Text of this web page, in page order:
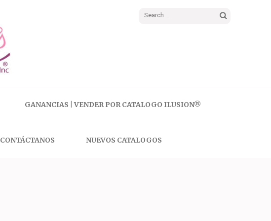
Search
GANANCIAS | VENDER POR CATALOGO ILUSION®
CONTÁCTANOS NUEVOS CATALOGOS